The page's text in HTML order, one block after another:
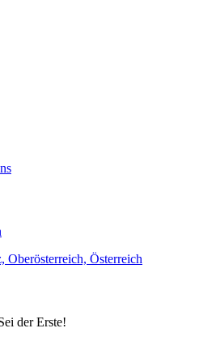
Oberösterreich, Österreich
der Erste!